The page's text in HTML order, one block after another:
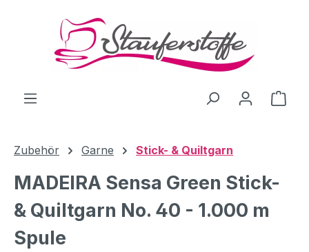
Zum Hauptinhalt springen
Zubehör Garne Stick- & Quiltgarn
MADEIRA Sensa Green Stick-
& Quiltgarn No. 40 - 1.000 m
Spule